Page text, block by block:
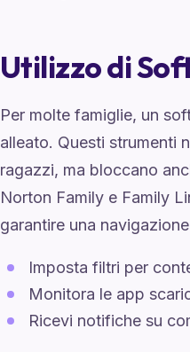
Utilizzo di
Per molte famiglie, un
alleato. Questi strumenti
ragazzi, ma bloccano
Norton Family e Family
garantire una
Imposta filtri per
Monitora le app
Ricevi notifiche su